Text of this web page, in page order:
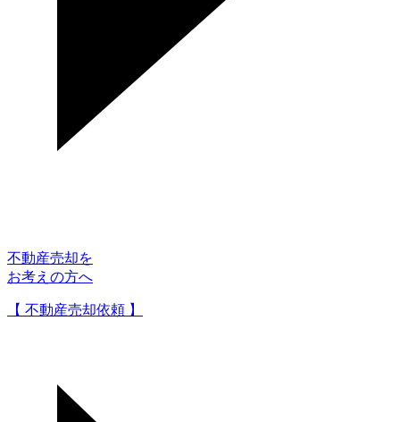
不動産売却を
お考えの方へ
【 不動産売却依頼 】